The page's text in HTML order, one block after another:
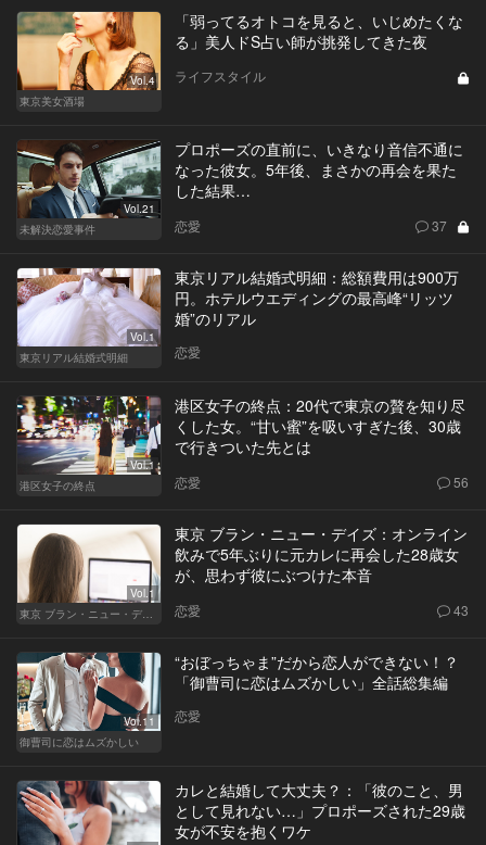
Vol.4
東京美女酒場
「弱ってるオトコを見ると、いじめたくな
る」美人ドS占い師が挑発してきた夜
ライフスタイル
Vol.21
未解決恋愛事件
プロポーズの直前に、いきなり音信不通に
なった彼女。5年後、まさかの再会を果た
した結果…
恋愛 37
Vol.1
東京リアル結婚式明細
東京リアル結婚式明細：総額費用は900万
円。ホテルウエディングの最高峰“リッツ
婚”のリアル
恋愛
Vol.1
港区女子の終点
港区女子の終点：20代で東京の贅を知り尽
くした女。“甘い蜜”を吸いすぎた後、30歳
で行きついた先とは
恋愛 56
Vol.1
東京 ブラン・ニュー・デイズ：オンライン
飲みで5年ぶりに元カレに再会した28歳女
が、思わず彼にぶつけた本音
恋愛 43
Vol.11
御曹司に恋はムズかしい
“おぼっちゃま”だから恋人ができない！？
「御曹司に恋はムズかしい」全話総集編
恋愛
カレと結婚して大丈夫？：「彼のこと、男
として見れない…」プロポーズされた29歳
女が不安を抱くワケ